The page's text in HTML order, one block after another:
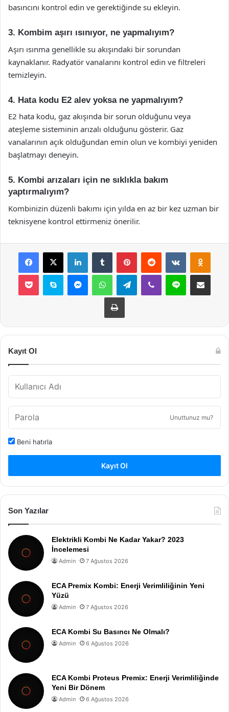
basıncını kontrol edin ve gerektiğinde su ekleyin.
3. Kombim aşırı ısınıyor, ne yapmalıyım?
Aşırı ısınma genellikle su akışındaki bir sorundan
kaynaklanır. Radyatör vanalarını kontrol edin ve filtreleri
temizleyin.
4. Hata kodu E2 alev yoksa ne yapmalıyım?
E2 hata kodu, gaz akışında bir sorun olduğunu veya
ateşleme sisteminin arızalı olduğunu gösterir. Gaz
vanalarının açık olduğundan emin olun ve kombiyi yeniden
başlatmayı deneyin.
5. Kombi arızaları için ne sıklıkla bakım
yaptırmalıyım?
Kombinizin düzenli bakımı için yılda en az bir kez uzman bir
teknisyene kontrol ettirmeniz önerilir.
Facebook
X LinkedInTumblr PinterestReddit VKontakte
Pocket Skype MessengerWhatsAppTelegramViber Line E-Posta ile
Yazdır
Kayıt Ol
Unuttunuz mu?
Beni hatırla
Kayıt Ol
Son Yazılar
Elektrikli Kombi Ne Kadar Yakar? 2023
İncelemesi
Admin 7 Ağustos 2026
ECA Premix Kombi: Enerji Verimliliğinin Yeni
Yüzü
Admin 7 Ağustos 2026
ECA Kombi Su Basıncı Ne Olmalı?
Admin 6 Ağustos 2026
ECA Kombi Proteus Premix: Enerji Verimliliğinde
Yeni Bir Dönem
Admin 6 Ağustos 2026